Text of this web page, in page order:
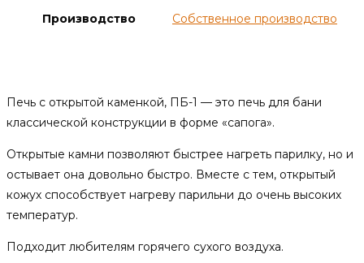
Производство Собственное производство
Печь с открытой каменкой, ПБ-1 — это печь для бани
классической конструкции в форме «сапога».
Открытые камни позволяют быстрее нагреть парилку, но и
остывает она довольно быстро. Вместе с тем, открытый
кожух способствует нагреву парильни до очень высоких
температур.
Подходит любителям горячего сухого воздуха.